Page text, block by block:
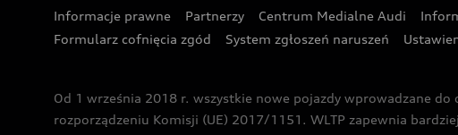
Informacje prawne Partnerzy Centrum Medialne Audi
Formularz cofnięcia zgód
System zgłoszeń naruszeń
Od 1 września 2018 r. wszystkie nowe pojazdy wprowadzane
rozporządzeniu Komisji (UE) 2017/1151. WLTP zapewnia